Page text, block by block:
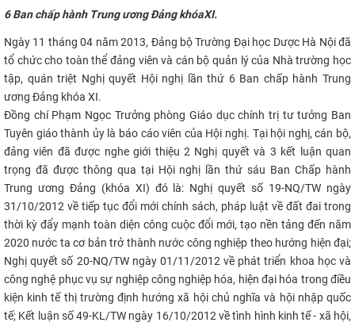
ĐÀO TẠO
ĐẢM BẢO CHẤT LƯỢNG
KHOA HỌC CÔNG NGHỆ
HTQT
CỰU NGƯỜI HỌC
6 Ban chấp hành Trung ương Đảng khóaXI.
Ngày 11 tháng 04 năm 2013, Đảng bộ Trường Đại học Dược Hà Nội đã
tổ chức cho toàn thể đảng viên và cán bộ quản lý của Nhà trường học
tập, quán triệt Nghị quyết Hội nghị lần thứ 6 Ban chấp hành Trung
ương Đảng khóa XI.
Đồng chí Phạm Ngọc Trưởng phòng Giáo dục chính trị tư tưởng Ban
Tuyên giáo thành ủy là báo cáo viên của Hội nghị. Tại hội nghị, cán bộ,
đảng viên đã được nghe giới thiệu 2 Nghị quyết và 3 kết luận quan
trọng đã được thông qua tại Hội nghị lần thứ sáu Ban Chấp hành
Trung ương Đảng (khóa XI) đó là: Nghị quyết số 19-NQ/TW ngày
31/10/2012 về tiếp tục đổi mới chính sách, pháp luật về đất đai trong
thời kỳ đẩy mạnh toàn diện công cuộc đổi mới, tạo nền tảng đến năm
2020 nước ta cơ bản trở thành nước công nghiệp theo hướng hiện đại;
Nghị quyết số 20-NQ/TW ngày 01/11/2012 về phát triển khoa học và
công nghệ phục vụ sự nghiệp công nghiệp hóa, hiện đại hóa trong điều
kiện kinh tế thị trường định hướng xã hội chủ nghĩa và hội nhập quốc
tế; Kết luận số 49-KL/TW ngày 16/10/2012 về tình hình kinh tế - xã hội,